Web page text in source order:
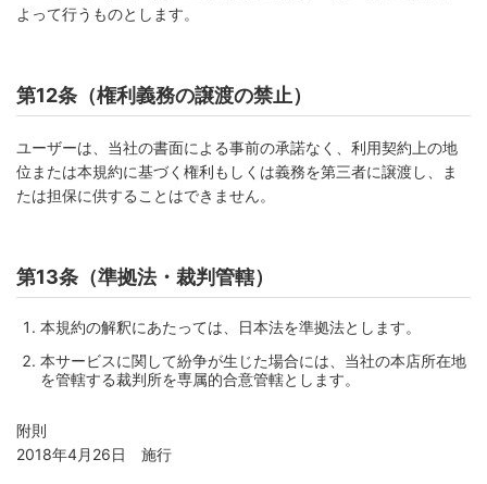
よって行うものとします。
第12条（権利義務の譲渡の禁止）
ユーザーは、当社の書面による事前の承諾なく、利用契約上の地
位または本規約に基づく権利もしくは義務を第三者に譲渡し、ま
たは担保に供することはできません。
第13条（準拠法・裁判管轄）
本規約の解釈にあたっては、日本法を準拠法とします。
本サービスに関して紛争が生じた場合には、当社の本店所在地
を管轄する裁判所を専属的合意管轄とします。
附則
2018年4月26日 施行